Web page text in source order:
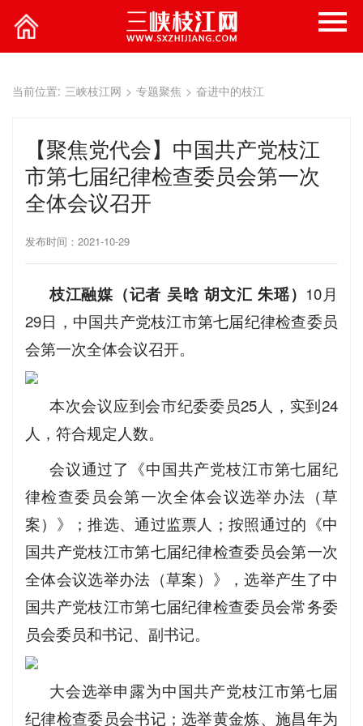
当前位置: 三峡枝江网 > 专题聚焦 > 奋进中的枝江
【聚焦党代会】中国共产党枝江
市第七届纪律检查委员会第一次
全体会议召开
发布时间：2021-10-29
枝江融媒（记者 吴晗 胡文汇 朱瑶） 10月
29日，中国共产党枝江市第七届纪律检查委员
会第一次全体会议召开。
本次会议应到会市纪委委员25人，实到24
人，符合规定人数。
会议通过了《中国共产党枝江市第七届纪
律检查委员会第一次全体会议选举办法（草
案）》；推选、通过监票人；按照通过的《中
国共产党枝江市第七届纪律检查委员会第一次
全体会议选举办法（草案）》，选举产生了中
国共产党枝江市第七届纪律检查委员会常务委
员会委员和书记、副书记。
大会选举申露为中国共产党枝江市第七届
纪律检查委员会书记；选举黄金炼、施昌年为